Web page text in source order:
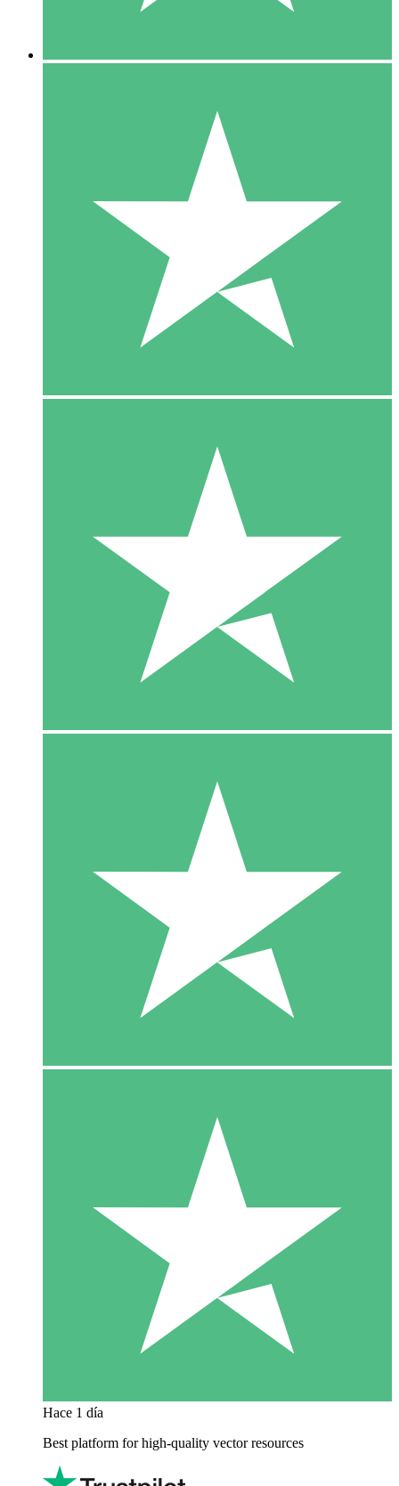
Hace 1 día
Best platform for high-quality vector resources